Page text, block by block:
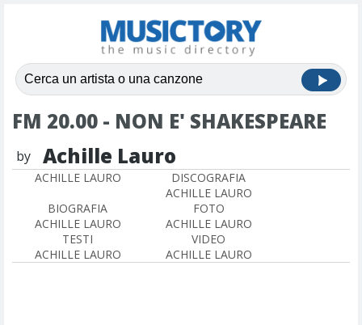
FM 20.00 - NON E' SHAKESPEARE
by Achille Lauro
ACHILLE LAURO
DISCOGRAFIA
ACHILLE LAURO
BIOGRAFIA
ACHILLE LAURO
FOTO
ACHILLE LAURO
TESTI
ACHILLE LAURO
VIDEO
ACHILLE LAURO